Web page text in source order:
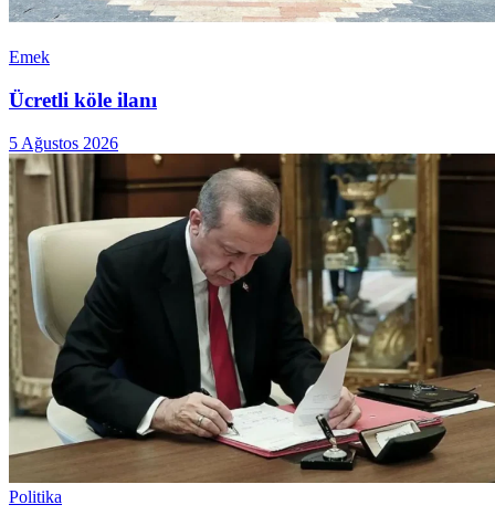
Emek
Ücretli köle ilanı
5 Ağustos 2026
Politika